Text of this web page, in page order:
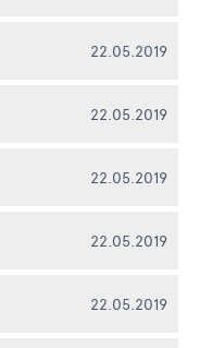
22.05.2019
22.05.2019
22.05.2019
22.05.2019
22.05.2019